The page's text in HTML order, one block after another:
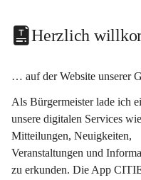
Herzlich
… auf der Website unserer
Als Bürgermeister lade ich
unsere digitalen Services wie
Mitteilungen, Neuigkeiten,
Veranstaltungen und
zu erkunden. Die App